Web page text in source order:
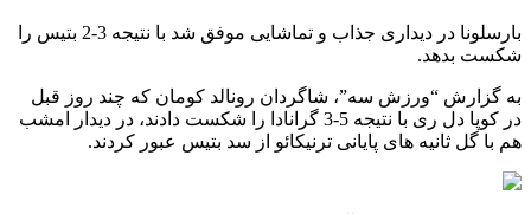
بارسلونا در دیداری جذاب و تماشایی موفق شد با نتیجه 3-2 بتیس را
شکست بدهد.
به گزارش “ورزش سه”، شاگردان رونالد کومان که چند روز قبل
در کوپا دل ری با نتیجه 5-3 گرانادا را شکست دادند، در دیدار امشب
هم با گل ثانیه های پایانی ترنیکائو از سد بتیس عبور کردند.